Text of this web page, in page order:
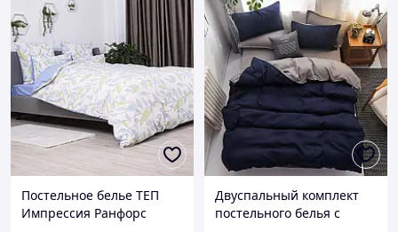
Постельное белье ТЕП
Импрессия Ранфорс
Двуспальный комплект
постельного белья с